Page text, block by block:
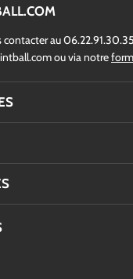
contacter au
ou via notre